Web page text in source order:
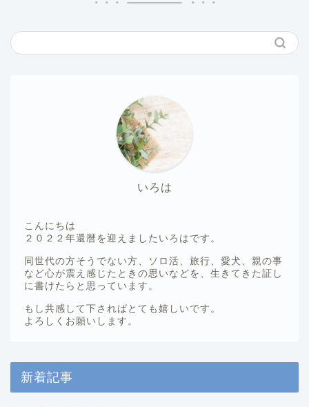
いろは
こんにちは
２０２２年還暦を迎えましたいろはです。
同世代の方そうでない方、ソロ活、旅行、愛犬、親の事
など心が震え感じたときの思いなどを、生きてきた証し
に書けたらと思っています。
もし共感して下さればとても嬉しいです。
よろしくお願いします。
新着記事